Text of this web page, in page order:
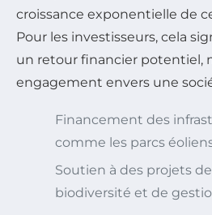
croissance exponentielle de
Pour les investisseurs, cela
un retour financier potentiel,
engagement envers une
Financement des
comme les parcs
Soutien à des projets
biodiversité et de